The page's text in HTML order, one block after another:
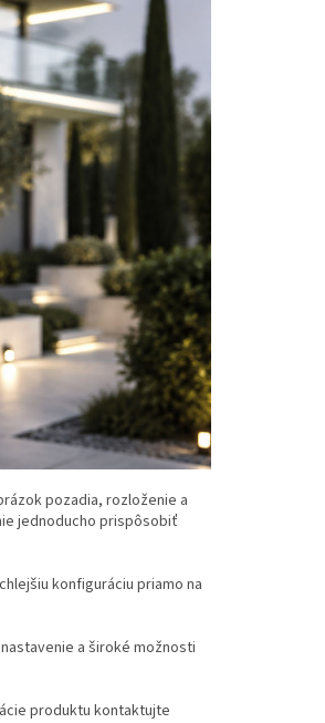
pozadia, rozloženie a
jednoducho prispôsobiť
konfiguráciu priamo na
a široké možnosti
produktu kontaktujte